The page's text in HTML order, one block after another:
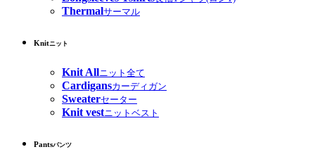
Thermalサーマル
Knitニット
Knit Allニット全て
Cardigansカーディガン
Sweaterセーター
Knit vestニットベスト
Pantsパンツ